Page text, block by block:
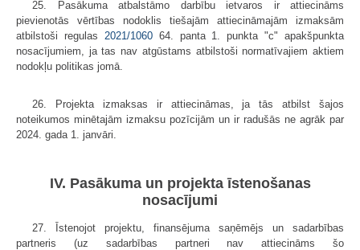
25. Pasākuma atbalstāmo darbību ietvaros ir attiecināms
pievienotās vērtības nodoklis tiešajām attiecināmajām izmaksām
atbilstoši regulas 2021/106064. panta 1. punkta "c" apakšpunkta
nosacījumiem, ja tas nav atgūstams atbilstoši normatīvajiem aktiem
nodokļu politikas jomā.
26. Projekta izmaksas ir attiecināmas, ja tās atbilst šajos
noteikumos minētajām izmaksu pozīcijām un ir radušās ne agrāk par
2024. gada 1. janvāri.
IV. Pasākuma un projekta īstenošanas
nosacījumi
27. Īstenojot projektu, finansējuma saņēmējs un sadarbības
partneris (uz sadarbības partneri nav attiecināms šo